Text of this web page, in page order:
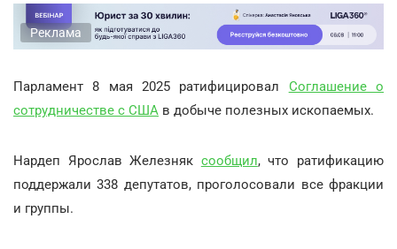
Реклама
Парламент 8 мая 2025 ратифицировал Соглашение о
сотрудничестве с США в добыче полезных ископаемых.
Нардеп Ярослав Железняк сообщил, что ратификацию
поддержали 338 депутатов, проголосовали все фракции
и группы.